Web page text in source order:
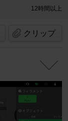
12時間以上
クリップ